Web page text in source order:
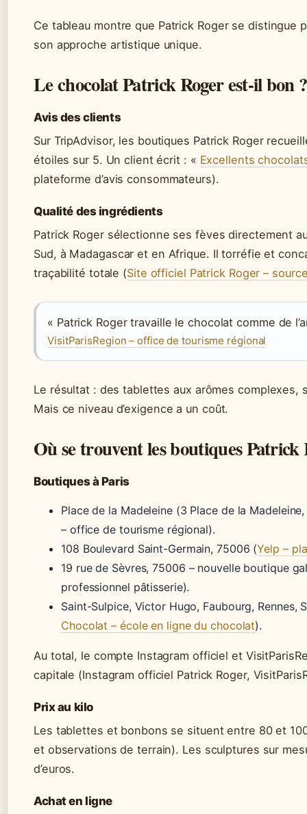
Ce tableau montre que Patrick Roger se distingue
son approche artistique unique.
Le chocolat Patrick Roger est-il bon ?
Avis des clients
Sur TripAdvisor, les boutiques Patrick Roger
étoiles sur 5. Un client écrit : « Excellents
plateforme d’avis consommateurs).
Qualité des ingrédients
Patrick Roger sélectionne ses fèves directement
Sud, à Madagascar et en Afrique. Il torréfie et
traçabilité totale (Site officiel Patrick Roger –
« Patrick Roger travaille le chocolat comme de
VisitParisRegion – office de tourisme régional
Le résultat : des tablettes aux arômes complexes,
Mais ce niveau d’exigence a un coût.
Où se trouvent les boutiques Patrick
Boutiques à Paris
Place de la Madeleine (3 Place de la
– office de tourisme régional).
108 Boulevard Saint-Germain, 75006 (Yelp –
19 rue de Sèvres, 75006 – nouvelle boutique
professionnel pâtisserie).
Saint-Sulpice, Victor Hugo, Faubourg, Rennes,
Chocolat – école en ligne du chocolat).
Au total, le compte Instagram officiel et
capitale (Instagram officiel Patrick Roger,
Prix au kilo
Les tablettes et bonbons se situent entre 80 et
et observations de terrain). Les sculptures sur
d’euros.
Achat en ligne